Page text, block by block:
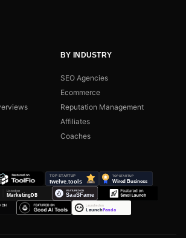
BY INDUSTRY
SEO Agencies
Ecommerce
Reputation Management
Affiliates
Coaches